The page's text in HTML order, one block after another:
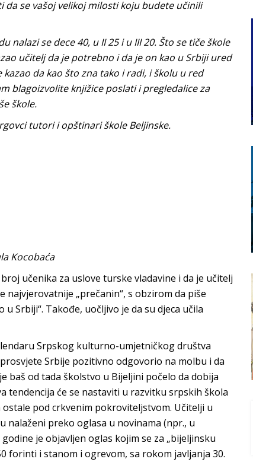
se vašoj velikoj milosti koju budete učinili
se dece 40, u II 25 i u III 20. Što se tiče škole
učitelj da je potrebno i da je on kao u Srbiji ured
da kao što zna tako i radi, i školu u red
blagoizvolite knjižice poslati i pregledalice za
škole.
tutori i opštinari škole Beljinske.
Kocobaća
učenika za uslove turske vladavine i da je učitelj
„prečanin“, s obzirom da piše
Srbiji“. Takođe, uočljivo je da su djeca učila
Srpskog kulturno-umjetničkog društva
Srbije pozitivno odgovorio na molbu i da
baš od tada školstvo u Bijeljini počelo da dobija
tendencija će se nastaviti u razvitku srpskih škola
pod crkvenim pokroviteljstvom. Učitelji u
nalaženi preko oglasa u novinama (npr., u
je objavljen oglas kojim se za „bijeljinsku
forinti i stanom i ogrevom, sa rokom javljanja 30.